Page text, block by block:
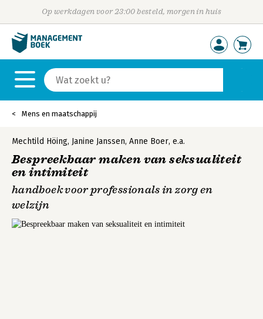
Op werkdagen voor 23:00 besteld, morgen in huis
Mens en maatschappij
Mechtild Höing, Janine Janssen, Anne Boer, e.a.
Bespreekbaar maken van seksualiteit
en intimiteit
handboek voor professionals in zorg en
welzijn